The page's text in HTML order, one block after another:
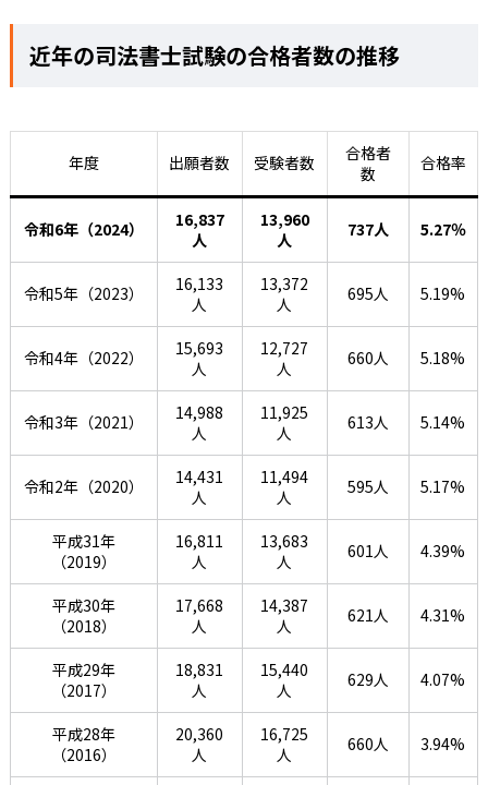
近年の司法書士試験の合格者数の推移
年度 出願者数 受験者数
合格者
数
合格率
令和6年（2024）
16,837
人
13,960
人
737人 5.27％
令和5年（2023）
16,133
人
13,372
人
695人 5.19%
令和4年（2022）
15,693
人
12,727
人
660人 5.18%
令和3年（2021）
14,988
人
11,925
人
613人 5.14%
令和2年（2020）
14,431
人
11,494
人
595人 5.17%
平成31年
（2019）
16,811
人
13,683
人
601人 4.39%
平成30年
（2018）
17,668
人
14,387
人
621人 4.31%
平成29年
（2017）
18,831
人
15,440
人
629人 4.07%
平成28年
（2016）
20,360
人
16,725
人
660人 3.94%